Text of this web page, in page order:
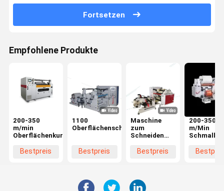
Fortsetzen
Empfohlene Produkte
200-350
m/min
Oberflächenkurbelschneidemaschine
Bestpreis
1100
Oberflächenschneidemaschine
Bestpreis
Maschine
zum
Schneiden
Aluminiumfolien
Bestpreis
200-350
m/Min
450 mm